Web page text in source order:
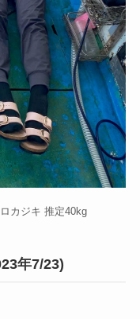
カジキ 推定40kg
年7/23)